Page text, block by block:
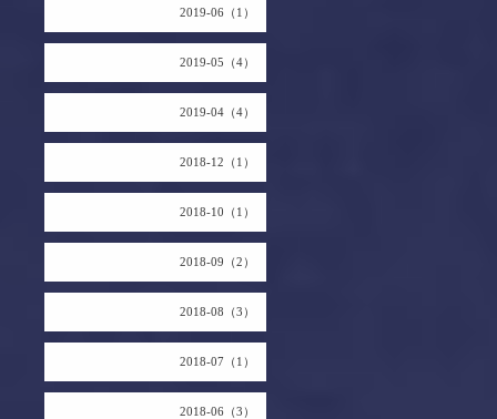
2019-06（1）
2019-05（4）
2019-04（4）
2018-12（1）
2018-10（1）
2018-09（2）
2018-08（3）
2018-07（1）
2018-06（3）